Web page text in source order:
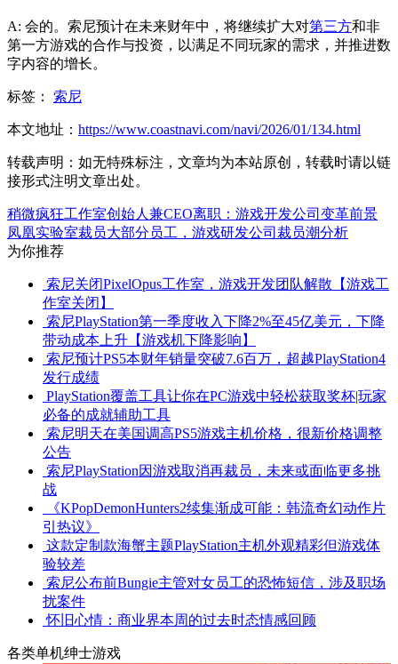
A: 会的。索尼预计在未来财年中，将继续扩大对第三方和非
第一方游戏的合作与投资，以满足不同玩家的需求，并推进数
字内容的增长。
标签： 索尼
本文地址： https://www.coastnavi.com/navi/2026/01/134.html
转载声明： 如无特殊标注，文章均为本站原创，转载时请以链
接形式注明文章出处。
稍微疯狂工作室创始人兼CEO离职：游戏开发公司变革前景
凤凰实验室裁员大部分员工，游戏研发公司裁员潮分析
为你推荐
索尼关闭PixelOpus工作室，游戏开发团队解散【游戏工
作室关闭】
索尼PlayStation第一季度收入下降2%至45亿美元，下降
带动成本上升【游戏机下降影响】
索尼预计PS5本财年销量突破7.6百万，超越PlayStation4
发行成绩
PlayStation覆盖工具让你在PC游戏中轻松获取奖杯|玩家
必备的成就辅助工具
索尼明天在美国调高PS5游戏主机价格，很新价格调整
公告
索尼PlayStation因游戏取消再裁员，未来或面临更多挑
战
《KPopDemonHunters2续集渐成可能：韩流奇幻动作片
引热议》
这款定制款海蟹主题PlayStation主机外观精彩但游戏体
验较差
索尼公布前Bungie主管对女员工的恐怖短信，涉及职场
扰案件
怀旧心情：商业界本周的过去时态情感回顾
各类单机绅士游戏